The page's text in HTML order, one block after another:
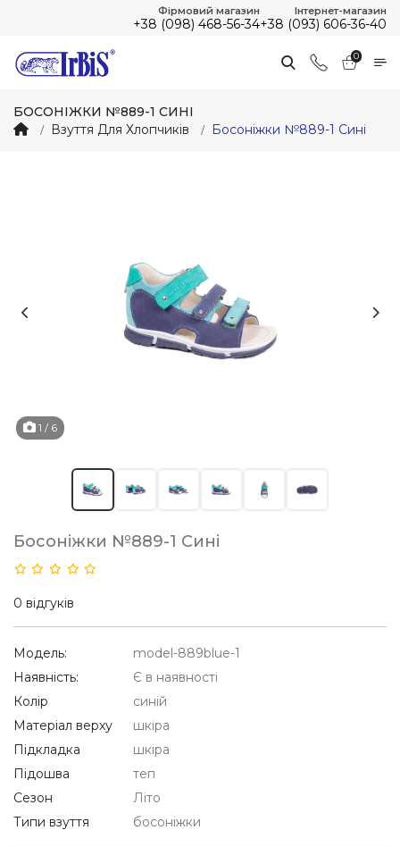
Фірмовий магазин
+38 (098) 468-56-34
Інтернет-магазин
+38 (093) 606-36-40
0
БОСОНІЖКИ №889-1 СИНІ
Взуття Для Хлопчиків
Босоніжки №889-1 Сині
1 / 6
Босоніжки №889-1 Сині
0 відгуків
Модель:
model-889blue-1
Наявність:
Є в наявності
Колір
синій
Матеріал верху
шкіра
Підкладка
шкіра
Підошва
теп
Сезон
Літо
Типи взуття
босоніжки